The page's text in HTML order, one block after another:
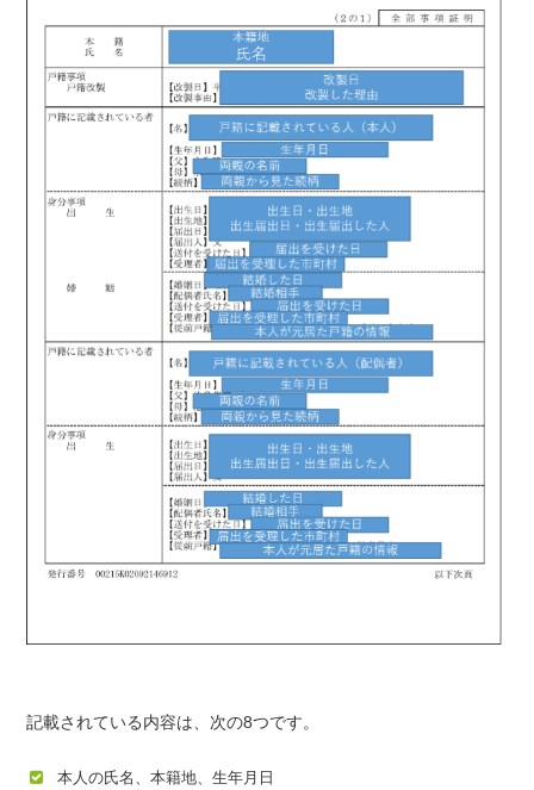
記載されている内容は、次の8つです。
本人の氏名、本籍地、生年月日